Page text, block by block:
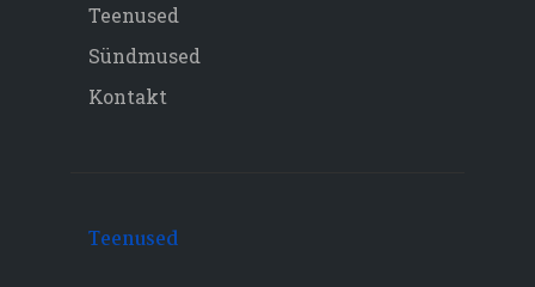
Teenused
Sündmused
Kontakt
Teenused